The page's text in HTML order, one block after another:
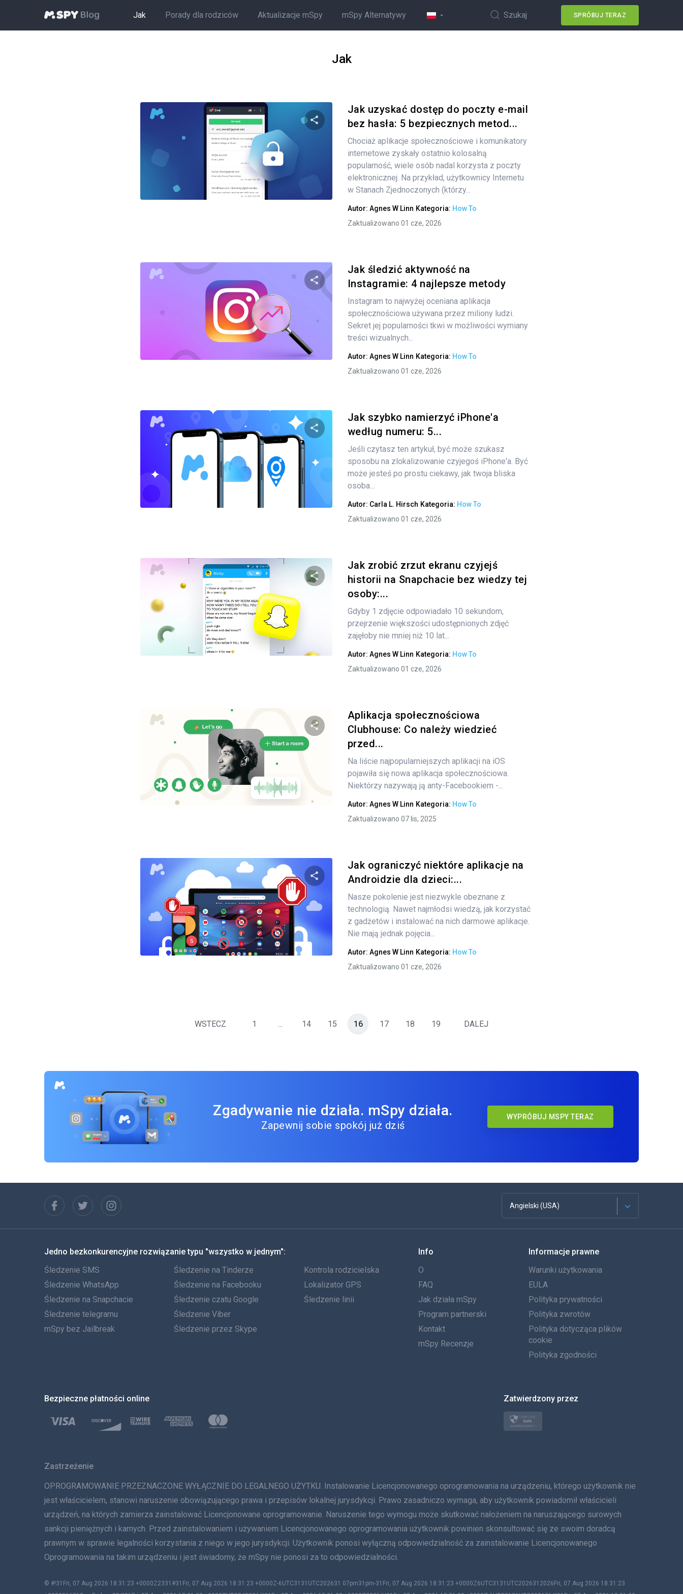
Jak Porady dla rodziców Aktualizacje mSpy mSpy Alternatywy Szukaj SPRÓBUJ TERAZ
Jak
Udostępnij
Facebook Kopiuj link
Jak uzyskać dostęp do poczty e-mail
bez hasła: 5 bezpiecznych metod...
Chociaż aplikacje społecznościowe i komunikatory
internetowe zyskały ostatnio kolosalną
popularność, wiele osób nadal korzysta z poczty
elektronicznej. Na przykład, użytkownicy Internetu
w Stanach Zjednoczonych (którzy...
Autor: Agnes W Linn Kategoria: How To
Zaktualizowano 01 cze, 2026
Udostępnij
Jak śledzić aktywność na
Instagramie: 4 najlepsze metody
Instagram to najwyżej oceniana aplikacja
społecznościowa używana przez miliony ludzi.
Sekret jej popularności tkwi w możliwości wymiany
treści wizualnych...
Autor: Agnes W Linn Kategoria: How To
Zaktualizowano 01 cze, 2026
Udostępnij
Jak szybko namierzyć iPhone'a
według numeru: 5...
Jeśli czytasz ten artykuł, być może szukasz
sposobu na zlokalizowanie czyjegoś iPhone'a. Być
może jesteś po prostu ciekawy, jak twoja bliska
osoba...
Autor: Carla L. Hirsch Kategoria: How To
Zaktualizowano 01 cze, 2026
Udostępnij
Jak zrobić zrzut ekranu czyjejś
historii na Snapchacie bez wiedzy tej
osoby:...
Gdyby 1 zdjęcie odpowiadało 10 sekundom,
przejrzenie większości udostępnionych zdjęć
zajęłoby nie mniej niż 10 lat...
Autor: Agnes W Linn Kategoria: How To
Zaktualizowano 01 cze, 2026
Udostępnij
Aplikacja społecznościowa
Clubhouse: Co należy wiedzieć
przed...
Na liście najpopularniejszych aplikacji na iOS
pojawiła się nowa aplikacja społecznościowa.
Niektórzy nazywają ją anty-Facebookiem -...
Autor: Agnes W Linn Kategoria: How To
Zaktualizowano 07 lis, 2025
Udostępnij
Jak ograniczyć niektóre aplikacje na
Androidzie dla dzieci:...
Nasze pokolenie jest niezwykle obeznane z
technologią. Nawet najmłodsi wiedzą, jak korzystać
z gadżetów i instalować na nich darmowe aplikacje.
Nie mają jednak pojęcia...
Autor: Agnes W Linn Kategoria: How To
Zaktualizowano 01 cze, 2026
WSTECZ 1 ... 14 15 16 17 18 19 DALEJ
Zgadywanie nie działa. mSpy działa.
Zapewnij sobie spokój już dziś
WYPRÓBUJ MSPY TERAZ
Angielski (USA)
Francuski
Español
Português
Włoski
العربية
Türkçe
Polski
Svenska
简体中文
Jedno bezkonkurencyjne rozwiązanie typu "wszystko w jednym":
Śledzenie SMS
Śledzenie WhatsApp
Śledzenie na Snapchacie
Śledzenie telegramu
mSpy bez Jailbreak
Śledzenie na Tinderze
Śledzenie na Facebooku
Śledzenie czatu Google
Śledzenie Viber
Śledzenie przez Skype
Kontrola rodzicielska
Lokalizator GPS
Śledzenie linii
Info
O
FAQ
Jak działa mSpy
Program partnerski
Kontakt
mSpy Recenzje
Informacje prawne
Warunki użytkowania
EULA
Polityka prywatności
Polityka zwrotów
Polityka dotycząca plików
cookie
Polityka zgodności
Bezpieczne płatności online Zatwierdzony przez
Zastrzeżenie
OPROGRAMOWANIE PRZEZNACZONE WYŁĄCZNIE DO LEGALNEGO UŻYTKU. Instalowanie Licencjonowanego oprogramowania na urządzeniu, którego użytkownik nie
jest właścicielem, stanowi naruszenie obowiązującego prawa i przepisów lokalnej jurysdykcji. Prawo zasadniczo wymaga, aby użytkownik powiadomił właścicieli
urządzeń, na których zamierza zainstalować Licencjonowane oprogramowanie. Naruszenie tego wymogu może skutkować nałożeniem na naruszającego surowych
sankcji pieniężnych i karnych. Przed zainstalowaniem i używaniem Licencjonowanego oprogramowania użytkownik powinien skonsultować się ze swoim doradcą
prawnym w sprawie legalności korzystania z niego w jego jurysdykcji. Użytkownik ponosi wyłączną odpowiedzialność za zainstalowanie Licencjonowanego
Oprogramowania na takim urządzeniu i jest świadomy, że mSpy nie ponosi za to odpowiedzialności.
© #!31Fri, 07 Aug 2026 18:31:23 +0000Z2331#31Fri, 07 Aug 2026 18:31:23 +0000Z-6UTC3131UTC202631 07pm31pm-31Fri, 07 Aug 2026 18:31:23 +0000Z6UTC3131UTC2026312026Fri, 07 Aug 2026 18:31:23